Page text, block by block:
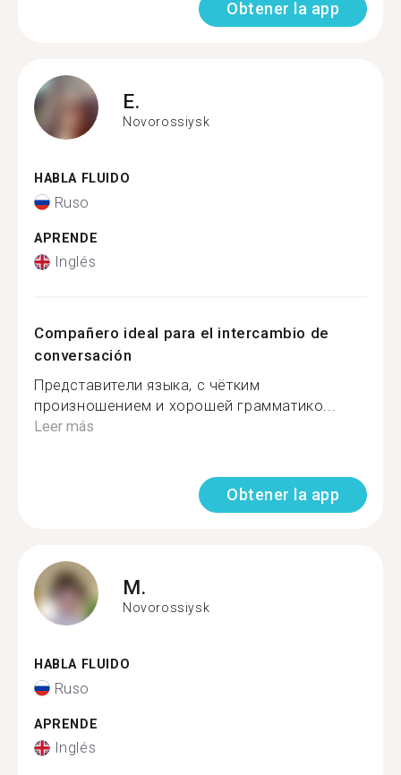
Obtener la app
E.
Novorossiysk
HABLA FLUIDO
Ruso
APRENDE
Inglés
Compañero ideal para el intercambio de
conversación
Представители языка, с чётким
произношением и хорошей грамматико...
Leer más
Obtener la app
M.
Novorossiysk
HABLA FLUIDO
Ruso
APRENDE
Inglés